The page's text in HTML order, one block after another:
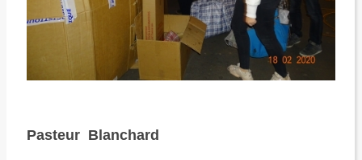
Pasteur Blanchard